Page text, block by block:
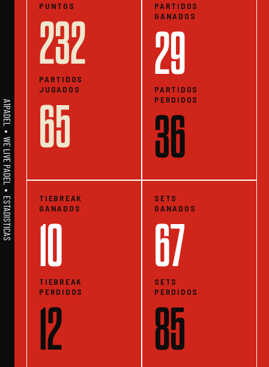
A1PADEL • WE LIVE PADEL • ESTADISTICAS
PUNTOS
232
PARTIDOS
JUGADOS
65
PARTIDOS
GANADOS
29
PARTIDOS
PERDIDOS
36
TIEBREAK
GANADOS
10
TIEBREAK
PERDIDOS
12
SETS
GANADOS
67
SETS
PERDIDOS
85